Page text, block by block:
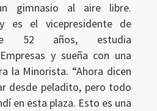
gimnasio al aire libre.
es el vicepresidente de
52 años, estudia
y sueña con una
la Minorista. “Ahora dicen
desde peladito, pero todo
en esta plaza. Esto es una